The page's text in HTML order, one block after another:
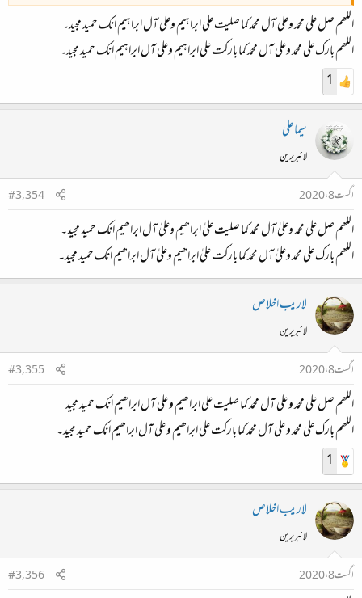
اللھم صل علی محمد وعلی آل محمد کما صلیت علی ابراہیم وعلی آل ابراہیم انک حمید مجید۔
اللھم بارک علی محمد وعلی آل محمد کما بارکت علی ابراہیم وعلی آل ابراہیم انک حمید مجید۔
1
سیما علی
لائبریرین
اگست 8، 2020
#3,354
اللھم صل علی محمد وعلیٰ آل محمد کما صلیت علیٰ ابراھیم وعلیٰ آل ابراھیم انک حمید مجید۔
اللھم بارک علی محمد وعلیٰ آل محمد کما بارکت علیٰ ابراھیم وعلیٰ آل ابراھیم انک حمید مجید۔
لاريب اخلاص
لائبریرین
اگست 8، 2020
#3,355
اللھم صل علی محمد و علی آل محمد کما صلیت علی ابراھیم و علی آل ابراھیم انك حمید مجید
اللھم بارك علی محمد و علی آل محمد کما بارکت علی ابراھیم و علی آل ابراھیم انك حمید مجید۔
1
لاريب اخلاص
لائبریرین
اگست 8، 2020
#3,356